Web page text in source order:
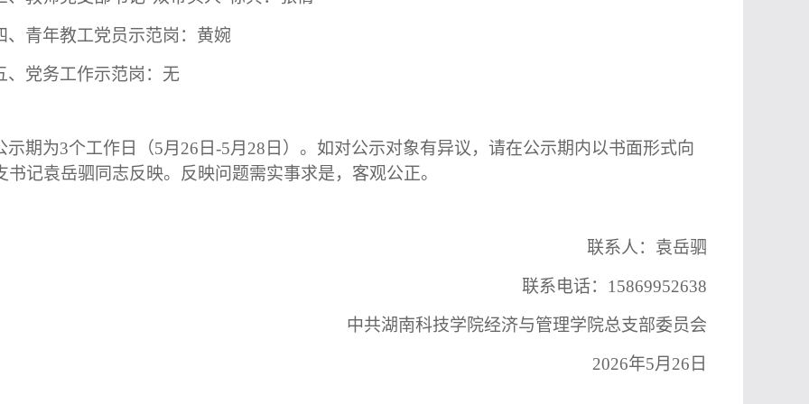
、青年教工党员示范岗：黄婉
、党务工作示范岗：无
示期为3个工作日（5月 26 日-5月 28 日）。如对公示对象有异议，请在公示期内以书面形式向
书记袁岳驷同志反映。反映问题需实事求是，客观公正。
联系人：袁岳驷
联系电话： 15869952638
中共湖南科技学院经济与管理学院总支部委员会
2026年5月 26 日